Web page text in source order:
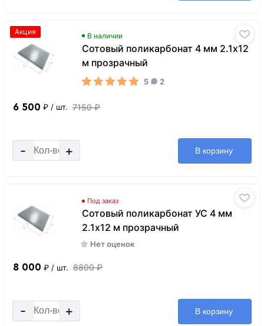
В наличии
Сотовый поликарбонат 4 мм 2.1х12
м прозрачный
5 2
Акция
6 500 ₽ / шт. 7150 ₽
- + В корзину
Под заказ
Сотовый поликарбонат УС 4 мм
2.1х12 м прозрачный
Нет оценок
8 000 ₽ / шт. 8800 ₽
- + В корзину